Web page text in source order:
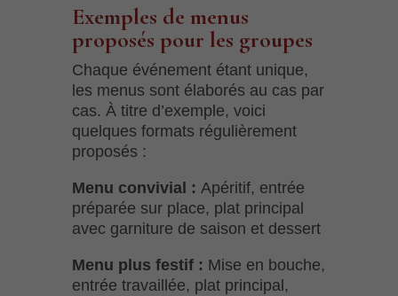
Exemples de menus
proposés pour les groupes
Chaque événement étant unique,
les menus sont élaborés au cas par
cas. À titre d’exemple, voici
quelques formats régulièrement
proposés :
Menu convivial : Apéritif, entrée
préparée sur place, plat principal
avec garniture de saison et dessert
Menu plus festif : Mise en bouche,
entrée travaillée, plat principal,